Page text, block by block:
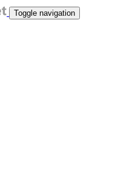
Toggle navigation